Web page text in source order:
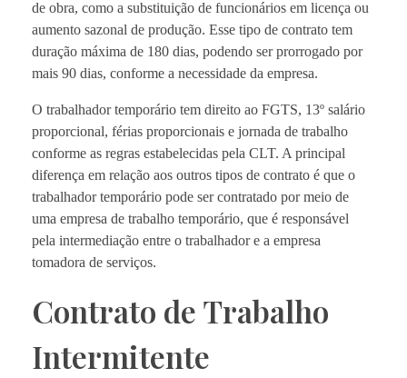
de obra, como a substituição de funcionários em licença ou
aumento sazonal de produção. Esse tipo de contrato tem
duração máxima de 180 dias, podendo ser prorrogado por
mais 90 dias, conforme a necessidade da empresa.
O trabalhador temporário tem direito ao FGTS, 13º salário
proporcional, férias proporcionais e jornada de trabalho
conforme as regras estabelecidas pela CLT. A principal
diferença em relação aos outros tipos de contrato é que o
trabalhador temporário pode ser contratado por meio de
uma empresa de trabalho temporário, que é responsável
pela intermediação entre o trabalhador e a empresa
tomadora de serviços.
Contrato de Trabalho
Intermitente